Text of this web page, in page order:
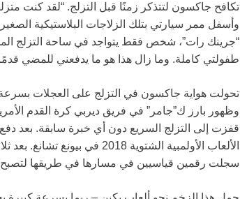
تكافح جاكسون لتتذكر زمنًا قبل التزلج. “لقد كنت
وأسفل ممر سيارتي بتلك الزلاجات البلاستيكية
“جرينك رات”، شخص فقط يتواجد في ساحة التزلج
طفولتي كاملة. وما زال هذا هو ما يدفعني للمضي
الألعاب الأولمبية الشتوية
سجلت رقمين قياسيين في مسارها في طريقها